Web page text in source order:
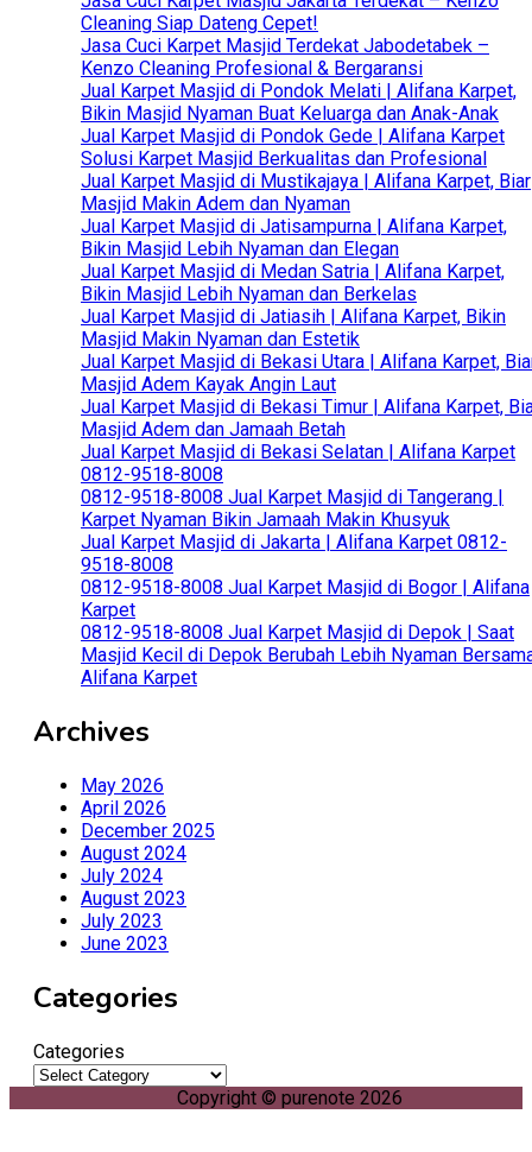
Cleaning Siap Dateng Cepet!
Jasa Cuci Karpet Masjid Terdekat Jabodetabek –
Kenzo Cleaning Profesional & Bergaransi
Jual Karpet Masjid di Pondok Melati | Alifana Karpet,
Bikin Masjid Nyaman Buat Keluarga dan Anak-Anak
Jual Karpet Masjid di Pondok Gede | Alifana Karpet
Solusi Karpet Masjid Berkualitas dan Profesional
Jual Karpet Masjid di Mustikajaya | Alifana Karpet, Biar
Masjid Makin Adem dan Nyaman
Jual Karpet Masjid di Jatisampurna | Alifana Karpet,
Bikin Masjid Lebih Nyaman dan Elegan
Jual Karpet Masjid di Medan Satria | Alifana Karpet,
Bikin Masjid Lebih Nyaman dan Berkelas
Jual Karpet Masjid di Jatiasih | Alifana Karpet, Bikin
Masjid Makin Nyaman dan Estetik
Jual Karpet Masjid di Bekasi Utara | Alifana Karpet,
Masjid Adem Kayak Angin Laut
Jual Karpet Masjid di Bekasi Timur | Alifana Karpet,
Masjid Adem dan Jamaah Betah
Jual Karpet Masjid di Bekasi Selatan | Alifana Karpet
0812-9518-8008
0812-9518-8008 Jual Karpet Masjid di Tangerang |
Karpet Nyaman Bikin Jamaah Makin Khusyuk
Jual Karpet Masjid di Jakarta | Alifana Karpet 0812-
9518-8008
0812-9518-8008 Jual Karpet Masjid di Bogor | Alifana
Karpet
0812-9518-8008 Jual Karpet Masjid di Depok | Saat
Masjid Kecil di Depok Berubah Lebih Nyaman
Alifana Karpet
Archives
May 2026
April 2026
December 2025
August 2024
July 2024
August 2023
July 2023
June 2023
Categories
Categories
Copyright © purenote 2026